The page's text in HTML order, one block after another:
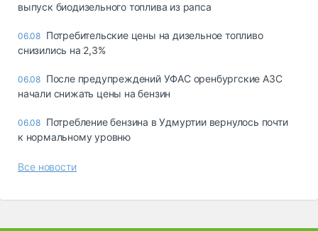
выпуск биодизельного топлива из рапса
06.08 Потребительские цены на дизельное топливо
снизились на 2,3%
06.08 После предупреждений УФАС оренбургские АЗС
начали снижать цены на бензин
06.08 Потребление бензина в Удмуртии вернулось почти
к нормальному уровню
Все новости